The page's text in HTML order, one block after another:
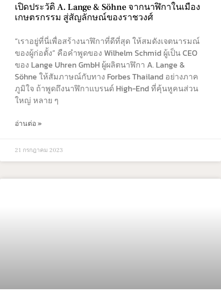
เปิดประวัติ A. Lange & Söhne จากนาฬิกาในเมือง
เกษตรกรรม สู่สัญลักษณ์ของราชวงศ์
“เราอยู่ที่นี่เพื่อสร้างนาฬิกาที่ดีที่สุด ให้สมดังเจตนารมณ์
ของผู้ก่อตั้ง” คือคำพูดของ Wilhelm Schmid ผู้เป็น CEO
ของ Lange Uhren GmbH ผู้ผลิตนาฬิกา A. Lange &
Söhne ให้สัมภาษณ์กับทาง Forbes Thailand อย่างภาค
ภูมิใจ ถ้าพูดถึงนาฬิกาแบรนด์ High-End ที่คุ้นหูคนส่วน
ใหญ่ หลาย ๆ
อ่านต่อ »
21 กรกฎาคม 2023